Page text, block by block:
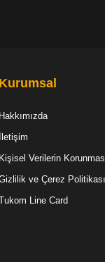
Kurumsal
Hakkımızda
İletişim
Kişisel Verilerin
ve Çerez Politikası
Line Card